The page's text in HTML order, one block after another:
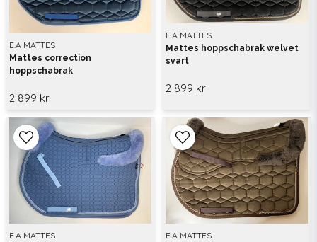
E.A MATTES
Mattes correction
hoppschabrak
2 899 kr
E.A MATTES
Mattes hoppschabrak welvet
svart
2 899 kr
E.A MATTES E.A MATTES